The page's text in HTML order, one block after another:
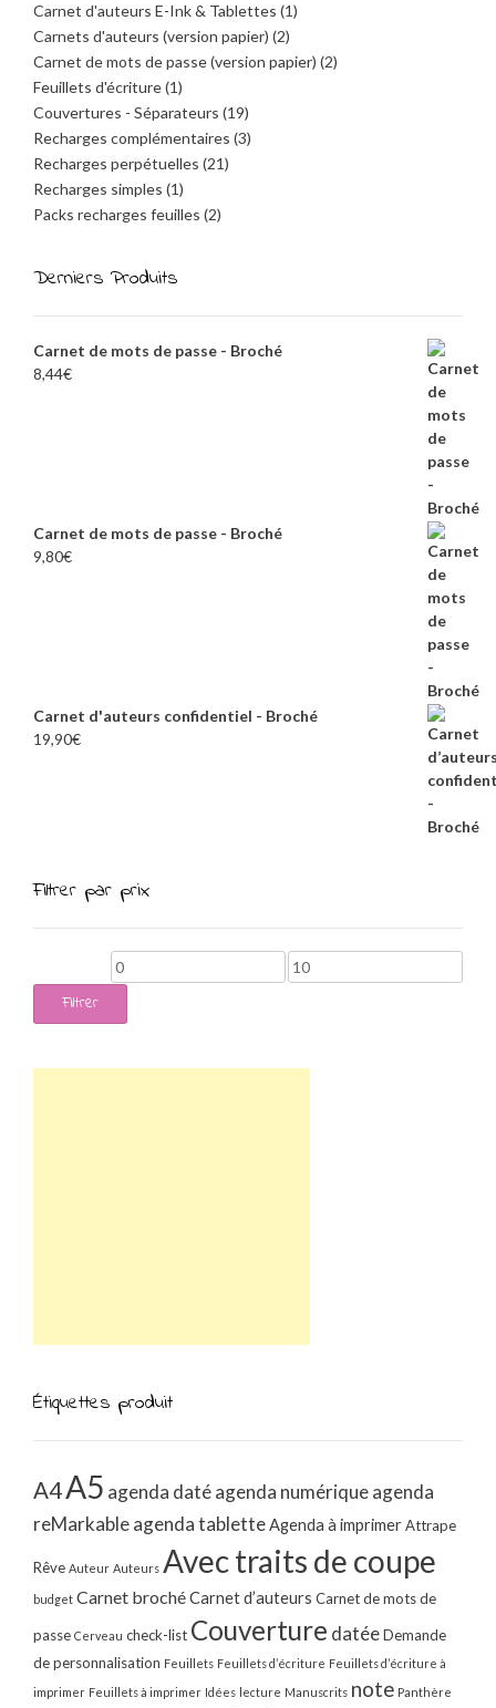
Carnet d'auteurs E-Ink & Tablettes (1)
Carnets d'auteurs (version papier) (2)
Carnet de mots de passe (version papier) (2)
Feuillets d'écriture(1)
Couvertures - Séparateurs (19)
Recharges complémentaires (3)
Recharges perpétuelles (21)
Recharges simples (1)
Packs recharges feuilles (2)
Derniers Produits
Carnet de mots de passe - Broché
8,44€
Carnet de mots de passe - Broché
9,80€
Carnet d'auteurs confidentiel - Broché
19,90€
Filtrer par prix
Prix
Prix
Filtrer
Étiquettes produit
A4A5 agenda datéagenda numériqueagenda
reMarkableagenda tabletteAgenda à imprimerAttrape
Rêve Auteur Auteurs Avec traits de coupe
budget Carnet brochéCarnet d’auteurs Carnet de mots de
passe Cerveau check-list Couverture datéeDemande
de personnalisation Feuillets Feuillets d’écriture Feuillets d’écriture à
imprimer Feuillets à imprimer Idées lecture Manuscrits note Panthère